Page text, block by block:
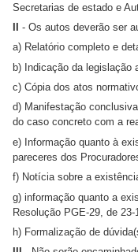
Secretarias de estado e
- Os autos deverão ser
a) Relatório completo e
b) Indicação da legislação
c) Cópia dos atos
d) Manifestação
do caso concreto com a
e) Informação quanto à
pareceres dos
f) Notícia sobre a
g) informação quanto a
Resolução PGE-29, de 23-
h) Formalização de